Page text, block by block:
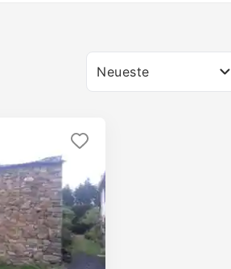
Neueste